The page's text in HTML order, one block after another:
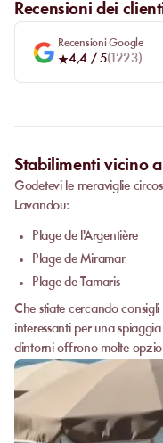
Recensioni dei
Recensioni Google
4,4 / 5( 1223)
Stabilimenti vicino
Godetevi le meraviglie
Lavandou:
Plage de l'Argentière
Plage de Miramar
Plage de Tamaris
Che stiate cercando
interessanti per una
dintorni offrono molte